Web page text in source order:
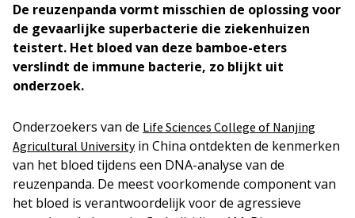
De reuzenpanda vormt misschien de oplossing voor
de gevaarlijke superbacterie die ziekenhuizen
teistert. Het bloed van deze bamboe-eters
verslindt de immune bacterie, zo blijkt uit
onderzoek.
Onderzoekers van de Life Sciences College of Nanjing
Agricultural Universityin China ontdekten de kenmerken
van het bloed tijdens een DNA-analyse van de
reuzenpanda. De meest voorkomende component van
het bloed is verantwoordelijk voor de agressieve